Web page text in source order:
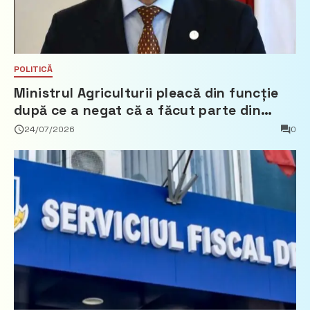
POLITICĂ
Ministrul Agriculturii pleacă din funcție
după ce a negat că a făcut parte din
Partidul Democrat
24/07/2026 0